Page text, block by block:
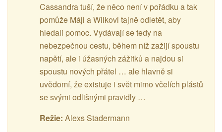
Cassandra tuší, že něco není v pořádku a tak
pomůže Máji a Wilkovi tajně odletět, aby
hledali pomoc. Vydávají se tedy na
nebezpečnou cestu, během níž zažijí spoustu
napětí, ale i úžasných zážitků a najdou si
spoustu nových přátel … ale hlavně si
uvědomí, že existuje i svět mimo včelích plástů
se svými odlišnými pravidly …
Režie: Alexs Stadermann